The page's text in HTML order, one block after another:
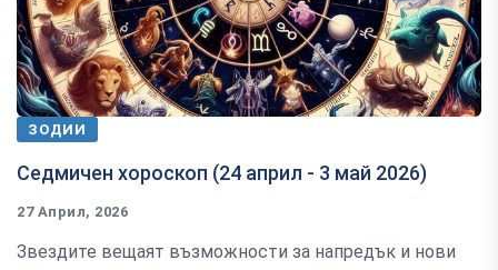
ЗОДИИ
Седмичен хороскоп (24 април - 3 май 2026)
27 Април, 2026
Звездите вещаят възможности за напредък и нови